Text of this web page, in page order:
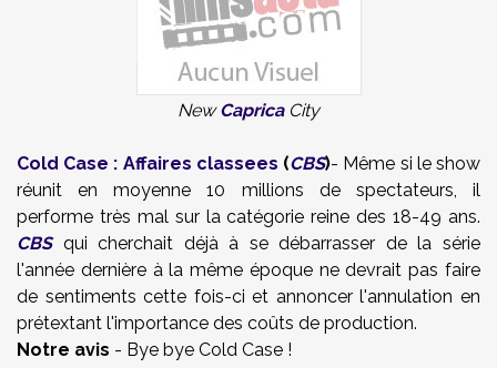
NewCapricaCity
Cold Case : Affaires classees (CBS)- Même si le show
réunit en moyenne 10 millions de spectateurs, il
performe très mal sur la catégorie reine des 18-49 ans.
CBSqui cherchait déjà à se débarrasser de la série
l'année dernière à la même époque ne devrait pas faire
de sentiments cette fois-ci et annoncer l'annulation en
prétextant l'importance des coûts de production.
Notre avis - Bye bye Cold Case !